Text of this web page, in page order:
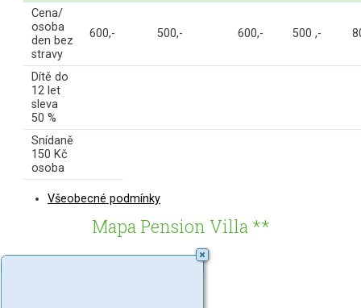
Cena/
osoba
den bez
stravy
600,- 500,- 600,- 500 ,-
Dítě do
12 let
sleva
50 %
Snídaně
150 Kč
osoba
Všeobecné podmínky
Mapa Pension Villa **